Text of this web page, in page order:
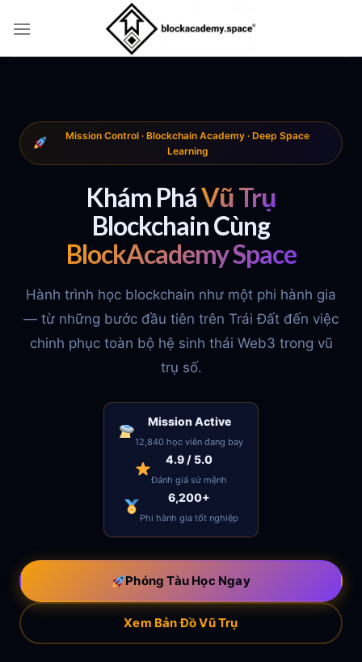
Mission Control · Blockchain Academy · Deep Space
Learning
Khám PháVũ Trụ
Blockchain Cùng
BlockAcademy Space
Hành trình học blockchain như một phi hành gia
— từ những bước đầu tiên trên Trái Đất đến việc
chinh phục toàn bộ hệ sinh thái Web3 trong vũ
trụ số.
Mission Active
12,840 học viên đang bay
4.9 / 5.0
Đánh giá sứ mệnh
6,200+
Phi hành gia tốt nghiệp
Phóng Tàu Học Ngay
Xem Bản Đồ Vũ Trụ